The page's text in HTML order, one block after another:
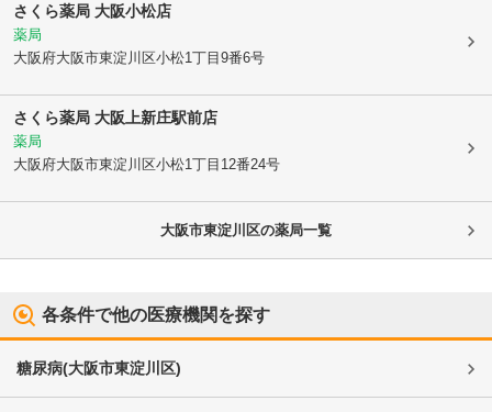
さくら薬局 大阪小松店
薬局
大阪府大阪市東淀川区小松1丁目9番6号
さくら薬局 大阪上新庄駅前店
薬局
大阪府大阪市東淀川区小松1丁目12番24号
大阪市東淀川区の薬局一覧
各条件で他の医療機関を探す
糖尿病(大阪市東淀川区)